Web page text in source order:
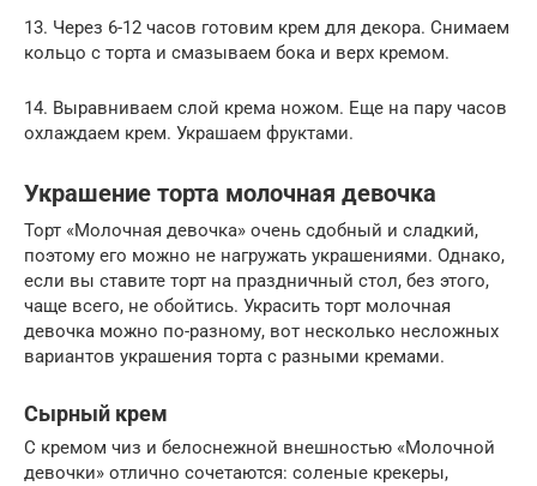
13. Через 6-12 часов готовим крем для декора. Снимаем
кольцо с торта и смазываем бока и верх кремом.
14. Выравниваем слой крема ножом. Еще на пару часов
охлаждаем крем. Украшаем фруктами.
Украшение торта молочная девочка
Торт «Молочная девочка» очень сдобный и сладкий,
поэтому его можно не нагружать украшениями. Однако,
если вы ставите торт на праздничный стол, без этого,
чаще всего, не обойтись. Украсить торт молочная
девочка можно по-разному, вот несколько несложных
вариантов украшения торта с разными кремами.
Сырный крем
С кремом чиз и белоснежной внешностью «Молочной
девочки» отлично сочетаются: соленые крекеры,